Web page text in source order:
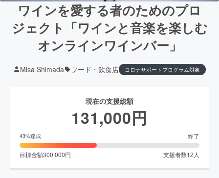
ワインを愛する者のためのプロ
ジェクト「ワインと音楽を楽しむ
オンラインワインバー」
Misa Shimada フード・飲食店 コロナサポートプログラム対象
現在の支援総額
131,000円
43%達成 終了
目標金額300,000円 支援者数12 人